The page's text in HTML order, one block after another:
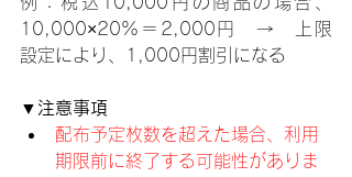
10,000×20%＝2,000円　→　上限
設定により、1,000円割引になる
▼注意事項
配布予定枚数を超えた場合、利用
期限前に終了する可能性がありま